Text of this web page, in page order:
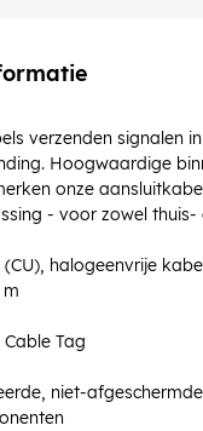
verzenden signalen
Hoogwaardige
onze
- voor zowel thuis-
halogeenvrije
Cable Tag
niet-